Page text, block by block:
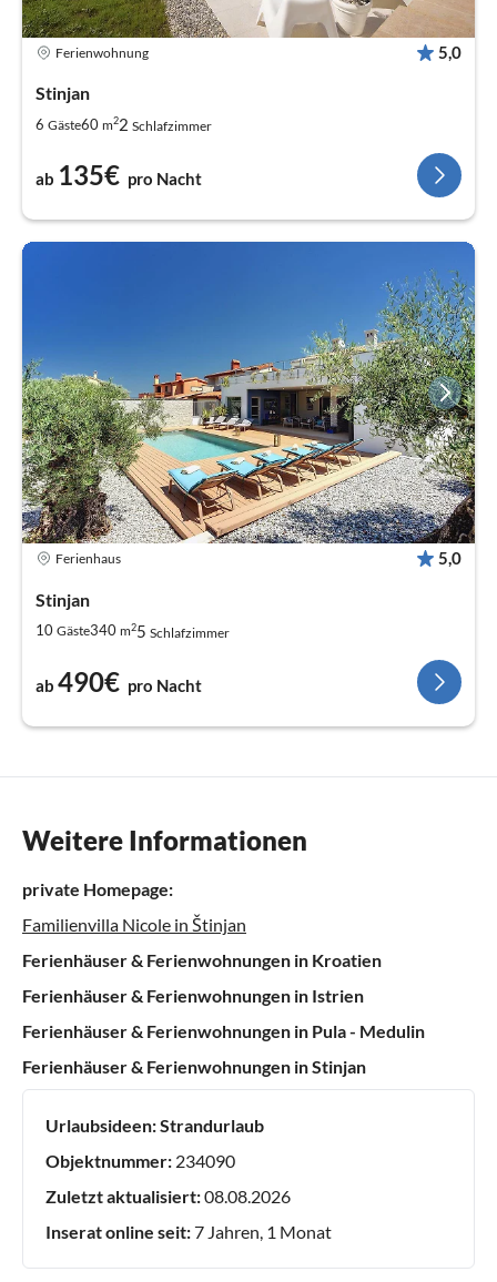
Ferienwohnung 5,0
Stinjan
6 Gäste60 m22 Schlafzimmer
ab 135€ pro Nacht
Ferienhaus 5,0
Stinjan
10 Gäste340 m25 Schlafzimmer
ab 490€ pro Nacht
Weitere Informationen
private Homepage:
Familienvilla Nicole in Štinjan
Ferienhäuser & Ferienwohnungen in Kroatien
Ferienhäuser & Ferienwohnungen in Istrien
Ferienhäuser & Ferienwohnungen in Pula - Medulin
Ferienhäuser & Ferienwohnungen in Stinjan
Urlaubsideen:Strandurlaub
Objektnummer: 234090
Zuletzt aktualisiert:08.08.2026
Inserat online seit:7 Jahren, 1 Monat